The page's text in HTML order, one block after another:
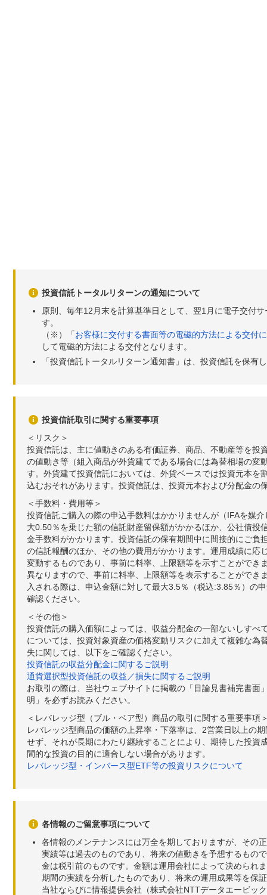
投資信託トータルリターンの通知について
原則、毎年12月末を計算基準日として、翌1月に電子交付
す。
（※）「お客様に交付する書面等の電磁的方法による交付
して電磁的方法による交付となります。
「投資信託トータルリターン通知書」は、投資信託を保有
投資信託取引に関する重要事項
＜リスク＞
投資信託は、主に値動きのある有価証券、商品、不動産等を
の値動き等（組入商品が外貨建てである場合には為替相場の
す。外貨建て投資信託においては、外貨ベースでは投資元本
込むおそれがあります。投資信託は、投資元本および分配金の
＜手数料・費用等＞
投資信託ご購入の際の申込手数料はかかりませんが（IFAを媒
大0.50％を乗じた額の信託財産留保額がかかるほか、公社債
金手数料がかかります。投資信託の保有期間中に間接的にご
の信託報酬のほか、その他の費用がかかります。運用成績に
変動するものであり、事前に料率、上限額等を示すことがで
異なりますので、事前に料率、上限額等を表示することがで
入される際は、申込金額に対して最大3.5％（税込:3.85％）の
確認ください。
＜その他＞
投資信託の購入価額によっては、収益分配金の一部ないしす
については、投資対象資産の価格変動リスクに加えて複雑な
失に関しては、以下をご確認ください。
投資信託の収益分配金に関するご説明
通貨選択型投資信託の収益／損失に関するご説明
お取引の際は、当社ウェブサイトに掲載の「目論見書補完書
明」を必ずお読みください。
＜レバレッジ型（ブル・ベア型）商品の取引に関する重要事項
レバレッジ型商品の価額の上昇率・下落率は、2営業日以上の
せず、それが長期にわたり継続することにより、期待した投
間的な投資の目的に適合しない場合があります。
レバレッジ型・インバース型ETF等の投資リスクについて
各情報のご留意事項について
各情報のメンテナンスには万全を期しておりますが、その
実績等は過去のものであり、将来の値動きを予想するもの
金は税引前のものです。金額は運用会社によって決められ
期間の実績を分析したものであり、将来の運用成果等を保
当社ならびに情報提供会社（株式会社NTTデータエービッ